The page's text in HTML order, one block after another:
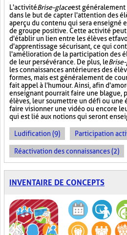
L'activitéBrise-glaceest
dans le but de capter l'attention des
aperçu du contenu qui sera enseigné
de groupe positive. Cette activité
d'établir un lien entre les élèves et
d'apprentissage sécurisant, ce qui
l'amélioration de la participation des
de leur persévérance. De plus, le
les connaissances antérieures des
formes, mais est généralement de
fait appel à l'humour. Ainsi, afin
enseignant pourrait faire une blague,
élèves, leur soumettre un défi ou une
faire visionner une vidéo ou encore
qui est lié aux notions qui seront
Ludification (9) Participation
Réactivation des connaissances (2)
INVENTAIRE DE CONCEPTS